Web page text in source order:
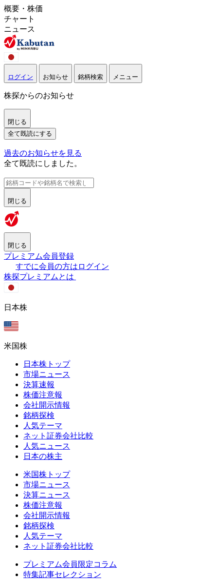
概要・株価
チャート
ニュース
ログイン お知らせ 銘柄検索 メニュー
株探からのお知らせ
閉じる
全て既読にする
過去のお知らせを見る
全て既読にしました。
閉じる
閉じる
プレミアム会員登録
すでに会員の方はログイン
株探プレミアムとは
日本株
米国株
日本株トップ
市場ニュース
決算速報
株価注意報
会社開示情報
銘柄探検
人気テーマ
ネット証券会社比較
人気ニュース
日本の株主
米国株トップ
市場ニュース
決算ニュース
株価注意報
会社開示情報
銘柄探検
人気テーマ
ネット証券会社比較
プレミアム会員限定コラム
特集記事セレクション